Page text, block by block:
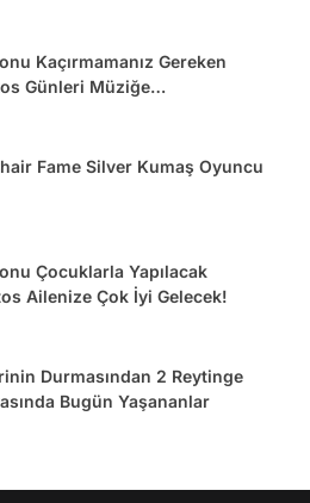
Kaçırmamanız Gereken
Günleri Müziğe
Fame Silver Kumaş Oyuncu
Çocuklarla Yapılacak
Ailenize Çok İyi Gelecek!
Durmasından 2 Reytinge
Bugün Yaşananlar